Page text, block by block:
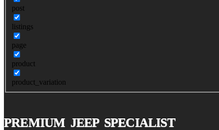
post
listings
page
product
product_variation
PREMIUM JEEP SPECIALIST